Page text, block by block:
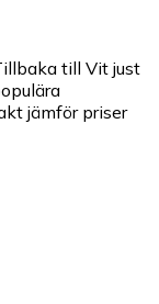
till Vit just
jämför priser